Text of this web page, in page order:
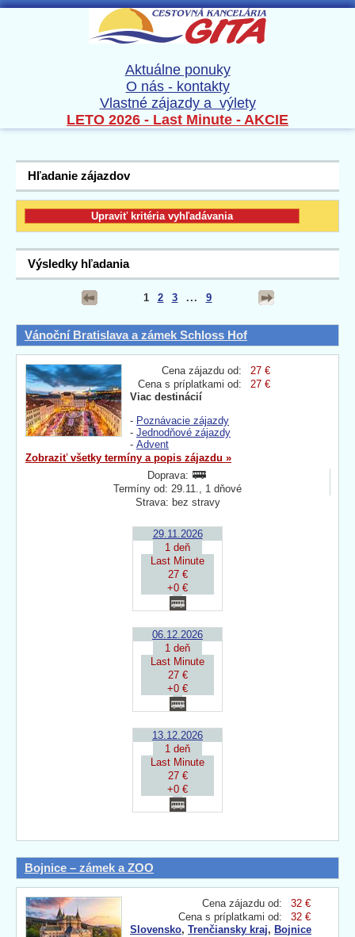
Aktuálne ponuky
O nás - kontakty
Vlastné zájazdy a výlety
LETO 2026 - Last Minute - AKCIE
Hľadanie zájazdov
Výsledky hľadania
1 2 3 ... 9
Vánoční Bratislava a zámek Schloss Hof
Cena zájazdu od:
27 €
Cena s príplatkami od:
27 €
Viac destinácií
- Poznávacie zájazdy
- Jednodňové zájazdy
- Advent
Zobraziť všetky termíny a popis zájazdu »
Doprava:
Termíny od: 29.11., 1 dňové
Strava: bez stravy
29.11.2026
1 deň
Last Minute
27 €
+0 €
06.12.2026
1 deň
Last Minute
27 €
+0 €
13.12.2026
1 deň
Last Minute
27 €
+0 €
Bojnice – zámek a ZOO
Cena zájazdu od:
32 €
Cena s príplatkami od:
32 €
Slovensko, Trenčiansky kraj, Bojnice